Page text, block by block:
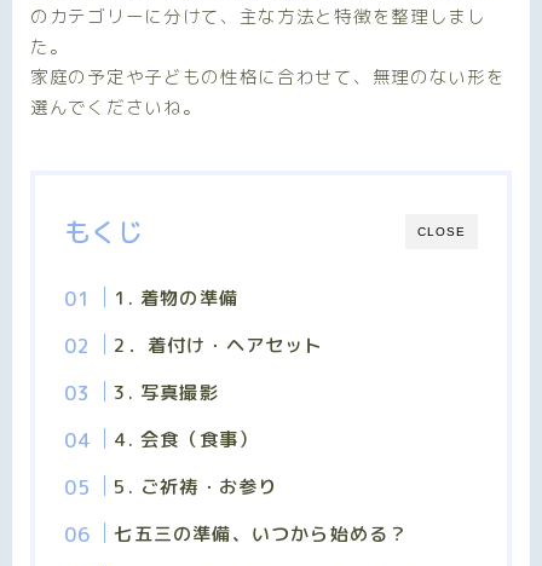
のカテゴリーに分けて、主な方法と特徴を整理しまし
た。
家庭の予定や子どもの性格に合わせて、無理のない形を
選んでくださいね。
CLOSE
もくじ
1. 着物の準備
2．着付け・ヘアセット
3. 写真撮影
4. 会食（食事）
5. ご祈祷・お参り
七五三の準備、いつから始める？